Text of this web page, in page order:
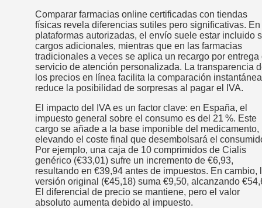
Comparar farmacias online certificadas con tiendas
físicas revela diferencias sutiles pero significativas. En
plataformas autorizadas, el envío suele estar incluido
cargos adicionales, mientras que en las farmacias
tradicionales a veces se aplica un recargo por entrega
servicio de atención personalizada. La transparencia
los precios en línea facilita la comparación
reduce la posibilidad de sorpresas al pagar el IVA.
El impacto del IVA es un factor clave: en España, el
impuesto general sobre el consumo es del 21 %. Este
cargo se añade a la base imponible del medicamento,
elevando el coste final que desembolsará el
Por ejemplo, una caja de 10 comprimidos de Cialis
genérico (€33,01) sufre un incremento de €6,93,
resultando en €39,94 antes de impuestos. En cambio,
versión original (€45,18) suma €9,50, alcanzando
El diferencial de precio se mantiene, pero el valor
absoluto aumenta debido al impuesto.